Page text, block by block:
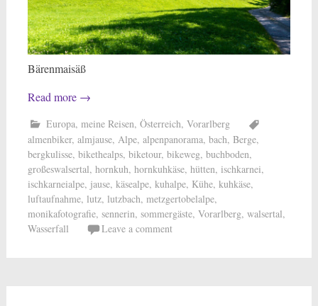
Bärenmaisäß
Read more →
Europa, meine Reisen, Österreich, Vorarlberg
almenbiker, almjause, Alpe, alpenpanorama, bach, Berge,
bergkulisse, bikethealps, biketour, bikeweg, buchboden,
großeswalsertal, hornkuh, hornkuhkäse, hütten, ischkarnei,
ischkarneialpe, jause, käsealpe, kuhalpe, Kühe, kuhkäse,
luftaufnahme, lutz, lutzbach, metzgertobelalpe,
monikafotografie, sennerin, sommergäste, Vorarlberg, walsertal,
Wasserfall
Leave a comment